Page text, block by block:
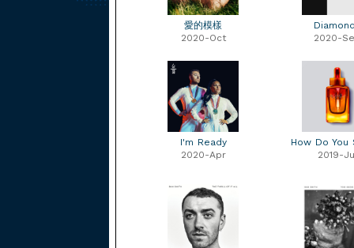
愛的模樣
2020-Oct
2020-
I'm Ready
2020-Apr
How Do You
2019-